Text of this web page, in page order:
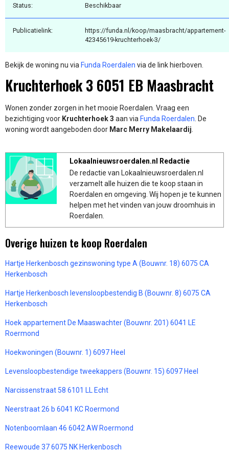
Status: Beschikbaar
Publicatielink:
https://funda.nl/koop/maasbracht/appartement-
42345619-kruchterhoek-3/
Bekijk de woning nu via Funda Roerdalen via de link hierboven.
Kruchterhoek 3 6051 EB Maasbracht
Wonen zonder zorgen in het mooie Roerdalen. Vraag een
bezichtiging voor Kruchterhoek 3 aan via Funda Roerdalen . De
woning wordt aangeboden door Marc Merry Makelaardij
Lokaalnieuwsroerdalen.nl Redactie
De redactie van Lokaalnieuwsroerdalen.nl
verzamelt alle huizen die te koop staan in
Roerdalen en omgeving. Wij hopen je te kunnen
helpen met het vinden van jouw droomhuis in
Roerdalen.
Overige huizen te koop Roerdalen
Hartje Herkenbosch gezinswoning type A (Bouwnr. 18) 6075 CA
Herkenbosch
Hartje Herkenbosch levensloopbestendig B (Bouwnr. 8) 6075 CA
Herkenbosch
Hoek appartement De Maaswachter (Bouwnr. 201) 6041 LE
Roermond
Hoekwoningen (Bouwnr. 1) 6097 Heel
Levensloopbestendige tweekappers (Bouwnr. 15) 6097 Heel
Narcissenstraat 58 6101 LL Echt
Neerstraat 26 b 6041 KC Roermond
Notenboomlaan 46 6042 AW Roermond
Reewoude 37 6075 NK Herkenbosch